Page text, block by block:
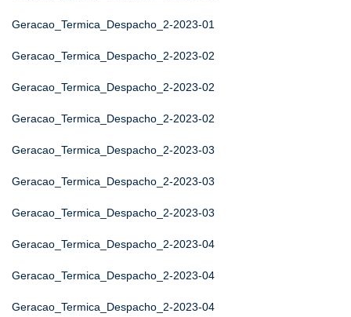
Geracao_Termica_Despacho_2-2023-01
Geracao_Termica_Despacho_2-2023-02
Geracao_Termica_Despacho_2-2023-02
Geracao_Termica_Despacho_2-2023-02
Geracao_Termica_Despacho_2-2023-03
Geracao_Termica_Despacho_2-2023-03
Geracao_Termica_Despacho_2-2023-03
Geracao_Termica_Despacho_2-2023-04
Geracao_Termica_Despacho_2-2023-04
Geracao_Termica_Despacho_2-2023-04